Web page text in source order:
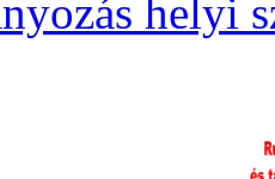
helyi